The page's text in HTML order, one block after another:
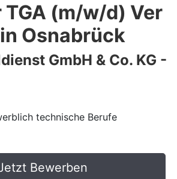
TGA (m/w/d) Ver
Osnabrück
GmbH & Co. KG -
technische Berufe
Bewerben